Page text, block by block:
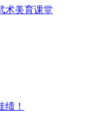
术美育课堂
！